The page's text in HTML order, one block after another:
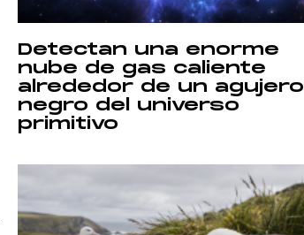
Detectan una enorme
nube de gas caliente
alrededor de un agujero
negro del universo
primitivo